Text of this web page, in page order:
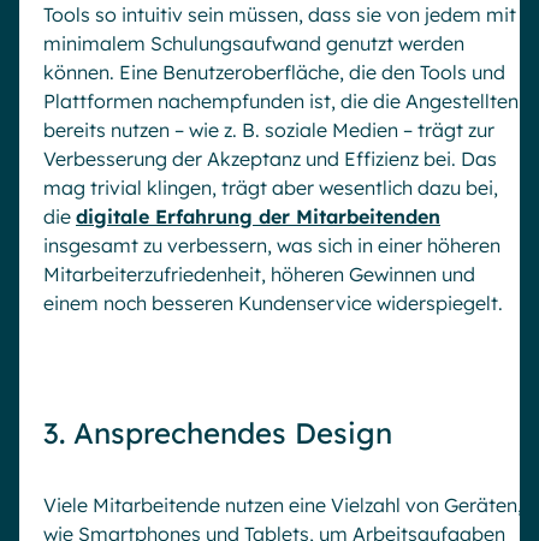
Tools so intuitiv sein müssen, dass sie von jedem mit
minimalem Schulungsaufwand genutzt werden
können. Eine Benutzeroberfläche, die den Tools und
Plattformen nachempfunden ist, die die Angestellten
bereits nutzen – wie z. B. soziale Medien – trägt zur
Verbesserung der Akzeptanz und Effizienz bei. Das
mag trivial klingen, trägt aber wesentlich dazu bei,
die digitale Erfahrung der Mitarbeitenden
insgesamt zu verbessern, was sich in einer höheren
Mitarbeiterzufriedenheit, höheren Gewinnen und
einem noch besseren Kundenservice widerspiegelt.
3. Ansprechendes Design
Viele Mitarbeitende nutzen eine Vielzahl von Geräten,
wie Smartphones und Tablets, um Arbeitsaufgaben